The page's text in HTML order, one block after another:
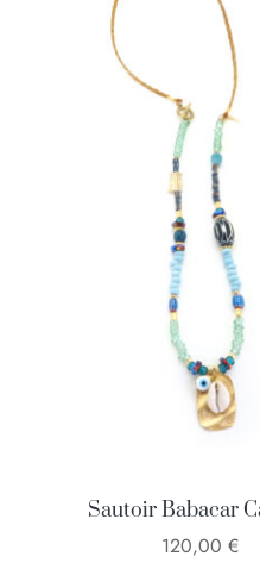
Sautoir Babacar
120,00 €